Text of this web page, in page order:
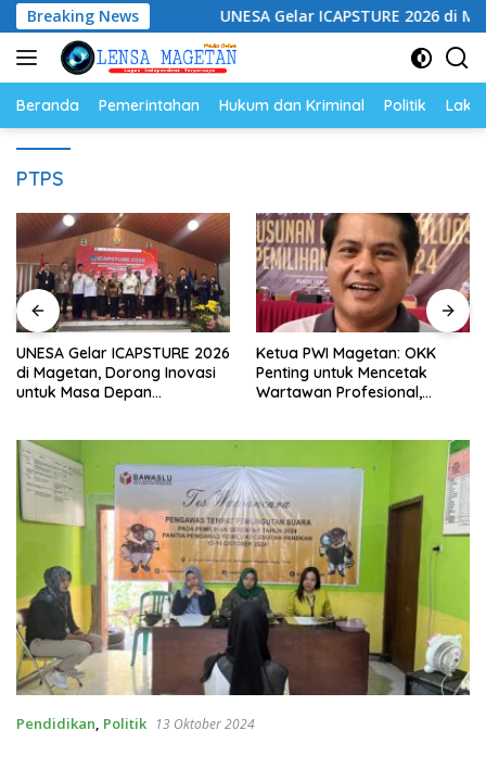
Langsung
ke
konten
Breaking News
Hukum UNESA Gelar ICAPSTURE 2026 di
Beranda Pemerintahan Hukum dan Kriminal Politik
PTPS
UNESA Gelar ICAPSTURE 2026
di Magetan, Dorong Inovasi
untuk Masa Depan
Ketua PWI Magetan: OKK
Penting untuk Mencetak
Wartawan Profesional,
Pendidikan, Politik 13 Oktober 2024